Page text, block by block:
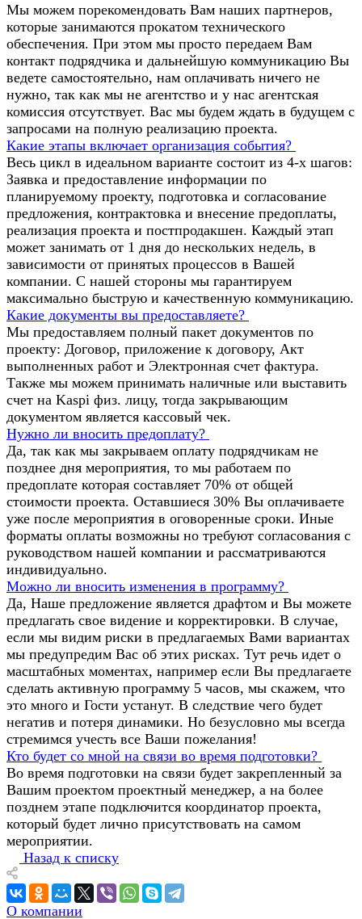
Мы можем порекомендовать Вам наших партнеров,
которые занимаются прокатом технического
обеспечения. При этом мы просто передаем Вам
контакт подрядчика и дальнейшую коммуникацию Вы
ведете самостоятельно, нам оплачивать ничего не
нужно, так как мы не агентство и у нас агентская
комиссия отсутствует. Вас мы будем ждать в будущем с
запросами на полную реализацию проекта.
Какие этапы включает организация события?
Весь цикл в идеальном варианте состоит из 4-х шагов:
Заявка и предоставление информации по
планируемому проекту, подготовка и согласование
предложения, контрактовка и внесение предоплаты,
реализация проекта и постпродакшен. Каждый этап
может занимать от 1 дня до нескольких недель, в
зависимости от принятых процессов в Вашей
компании. С нашей стороны мы гарантируем
максимально быструю и качественную коммуникацию.
Какие документы вы предоставляете?
Мы предоставляем полный пакет документов по
проекту: Договор, приложение к договору, Акт
выполненных работ и Электронная счет фактура.
Также мы можем принимать наличные или выставить
счет на Kaspi физ. лицу, тогда закрывающим
документом является кассовый чек.
Нужно ли вносить предоплату?
Да, так как мы закрываем оплату подрядчикам не
позднее дня мероприятия, то мы работаем по
предоплате которая составляет 70% от общей
стоимости проекта. Оставшиеся 30% Вы оплачиваете
уже после мероприятия в оговоренные сроки. Иные
форматы оплаты возможны но требуют согласования с
руководством нашей компании и рассматриваются
индивидуально.
Можно ли вносить изменения в программу?
Да, Наше предложение является драфтом и Вы можете
предлагать свое видение и корректировки. В случае,
если мы видим риски в предлагаемых Вами вариантах
мы предупредим Вас об этих рисках. Тут речь идет о
масштабных моментах, например если Вы предлагаете
сделать активную программу 5 часов, мы скажем, что
это много и Гости устанут. В следствие чего будет
негатив и потеря динамики. Но безусловно мы всегда
стремимся учесть все Ваши пожелания!
Кто будет со мной на связи во время подготовки?
Во время подготовки на связи будет закрепленный за
Вашим проектом проектный менеджер, а на более
позднем этапе подключится координатор проекта,
который будет лично присутствовать на самом
мероприятии.
Назад к списку
О компании